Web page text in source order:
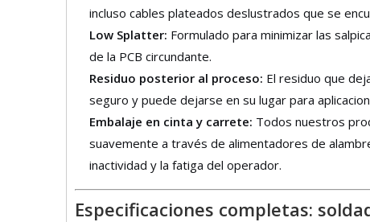
incluso cables plateados deslustrados que se
Low Splatter: Formulado para minimizar las
de la PCB circundante.
Residuo posterior al proceso: El residuo que
seguro y puede dejarse en su lugar para
Embalaje en cinta y carrete: Todos nuestros
suavemente a través de alimentadores de
inactividad y la fatiga del operador.
Especificaciones completas: